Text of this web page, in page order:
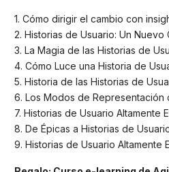
1. Cómo dirigir el cambio con
2. Historias de Usuario: Un Nuevo
3. La Magia de las Historias de
4. Cómo Luce una Historia de
5. Historia de las Historias de
6. Los Modos de Representación
7. Historias de Usuario Altamente
8. De Épicas a Historias de
9. Historias de Usuario Altamente